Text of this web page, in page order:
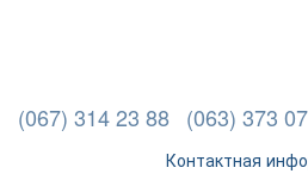
(067) 314 23 88 (063) 373
Контактная